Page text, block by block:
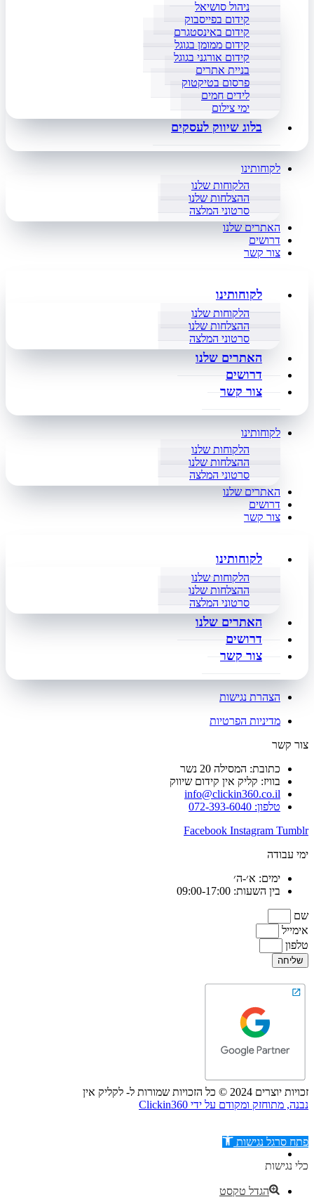
ניהול סושיאל
קידום בפייסבוק
קידום באינסטגרם
קידום ממומן בגוגל
קידום אורגני בגוגל
בניית אתרים
פרסום בטיקטוק
לידים חמים
ימי צילום
בלוג שיווק לעסקים
לקוחותינו
הלקוחות שלנו
ההצלחות שלנו
סרטוני המלצה
האתרים שלנו
דרושים
צור קשר
לקוחותינו
הלקוחות שלנו
ההצלחות שלנו
סרטוני המלצה
האתרים שלנו
דרושים
צור קשר
לקוחותינו
הלקוחות שלנו
ההצלחות שלנו
סרטוני המלצה
האתרים שלנו
דרושים
צור קשר
לקוחותינו
הלקוחות שלנו
ההצלחות שלנו
סרטוני המלצה
האתרים שלנו
דרושים
צור קשר
הצהרת נגישות
מדיניות הפרטיות
צור קשר
כתובת: המסילה 20 נשר
בוויז: קליק אין קידום שיווק
info@clickin360.co.il
טלפון: 072-393-6040
Facebook Instagram Tumblr
ימי עבודה
ימים: א׳-ה׳
בין השעות: 09:00-17:00
שם
אימייל
טלפון
שליחה
זכויות יוצרים 2024 © כל הזכויות שמורות ל- לקליק אין
נבנה, מתוחזק ומקודם על ידי Clickin360
פתח סרגל נגישות
כלי נגישות
הגדל טקסט